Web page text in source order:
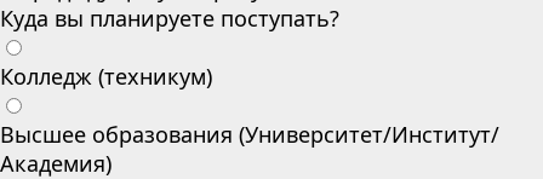
Куда вы планируете поступать?
Колледж (техникум)
Высшее образования (Университет/Институт/
Академия)